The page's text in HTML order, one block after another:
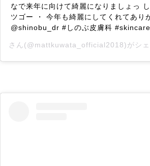
なで来年に向けて綺麗になりましょっ
ツゴー ・ 今年も綺麗にしてくれてあり
@shinobu_dr #しのぶ皮膚科
さん(@mattkuwata_official2018)がシ